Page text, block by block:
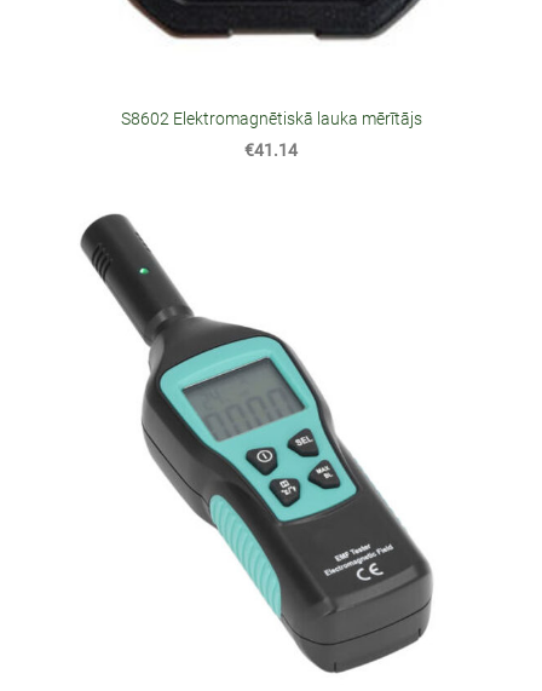
S8602 Elektromagnētiskā lauka mērītājs
€41.14